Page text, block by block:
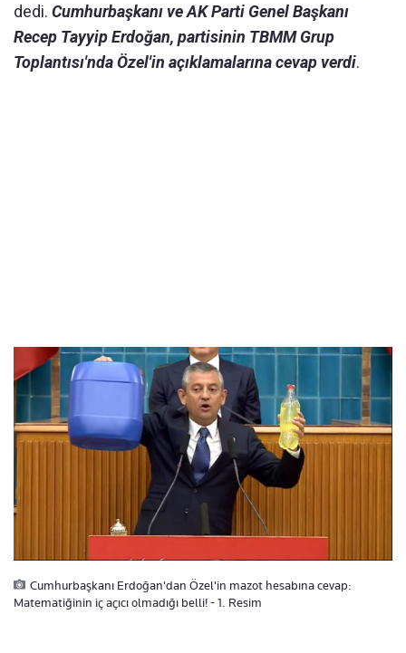
dedi. Cumhurbaşkanı ve AK Parti Genel Başkanı
Recep Tayyip Erdoğan, partisinin TBMM Grup
Toplantısı'nda Özel'in açıklamalarına cevap verdi.
Cumhurbaşkanı Erdoğan'dan Özel'in mazot hesabına cevap:
Matematiğinin iç açıcı olmadığı belli! - 1. Resim